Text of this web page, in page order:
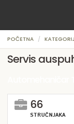
POČETNA
Servis
66
STRUČNJAKA